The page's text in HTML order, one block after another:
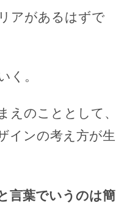
アがあるはずで
く。
えのこととして、
インの考え方が生
言葉でいうのは簡